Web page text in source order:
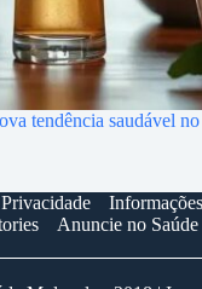
tendência saudável
Anuncie no